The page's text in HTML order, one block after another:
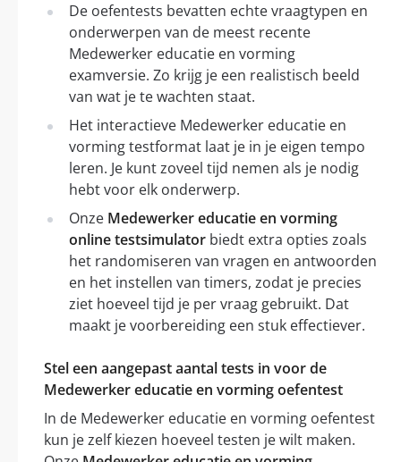
De oefentests bevatten echte vraagtypen en
onderwerpen van de meest recente
Medewerker educatie en vorming
examversie. Zo krijg je een realistisch beeld
van wat je te wachten staat.
Het interactieve Medewerker educatie en
vorming testformat laat je in je eigen tempo
leren. Je kunt zoveel tijd nemen als je nodig
hebt voor elk onderwerp.
Onze Medewerker educatie en vorming
online testsimulator biedt extra opties zoals
het randomiseren van vragen en antwoorden
en het instellen van timers, zodat je precies
ziet hoeveel tijd je per vraag gebruikt. Dat
maakt je voorbereiding een stuk effectiever.
Stel een aangepast aantal tests in voor de
Medewerker educatie en vorming oefentest
In de Medewerker educatie en vorming oefentest
kun je zelf kiezen hoeveel testen je wilt maken.